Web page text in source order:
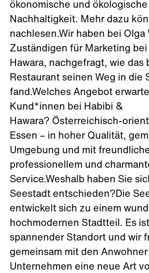
ökonomische und ökologische
Nachhaltigkeit. Mehr dazu
nachlesen.Wir haben bei Olga
Zuständigen für Marketing
Hawara, nachgefragt, wie das
Restaurant seinen Weg in die
fand.Welches Angebot
Kund*innen bei Habibi &
Hawara? Österreichisch-
Essen – in hoher Qualität,
Umgebung und mit
professionellem und
Service.Weshalb haben Sie
Seestadt entschieden?Die
entwickelt sich zu einem
hochmodernen Stadtteil. Es
spannender Standort und wir
gemeinsam mit den
Unternehmen eine neue Art